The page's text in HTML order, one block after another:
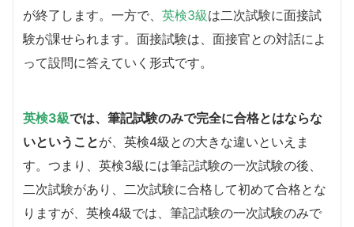
が終了します。一方で、 英検3級は二次試験に面接試
験が課せられます。面接試験は、面接官との対話によ
って設問に答えていく形式です。
英検3級では、筆記試験のみで完全に合格とはならな
いということが、英検4級との大きな違いといえま
す。つまり、英検3級には筆記試験の一次試験の後、
二次試験があり、二次試験に合格して初めて合格とな
りますが、英検4級では、筆記試験の一次試験のみで